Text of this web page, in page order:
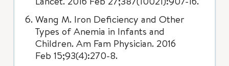
Wang M. Iron Deficiency and Other
Types of Anemia in Infants and
Children. Am Fam Physician. 2016
Feb 15;93(4):270-8.